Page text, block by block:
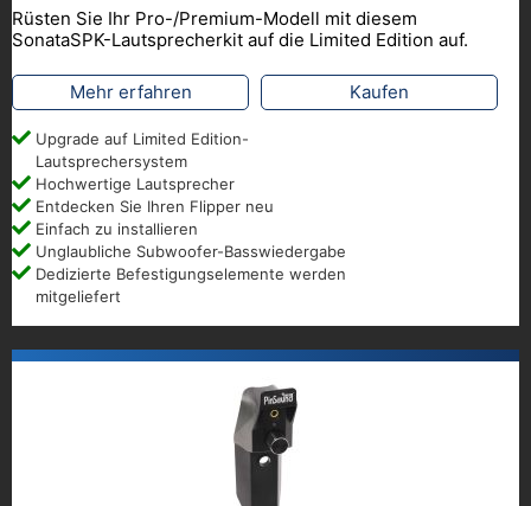
Rüsten Sie Ihr Pro-/Premium-Modell mit diesem
SonataSPK-Lautsprecherkit auf die Limited Edition auf.
Mehr erfahren Kaufen
Upgrade auf Limited Edition-
Lautsprechersystem
Hochwertige Lautsprecher
Entdecken Sie Ihren Flipper neu
Einfach zu installieren
Unglaubliche Subwoofer-Basswiedergabe
Dedizierte Befestigungselemente werden
mitgeliefert